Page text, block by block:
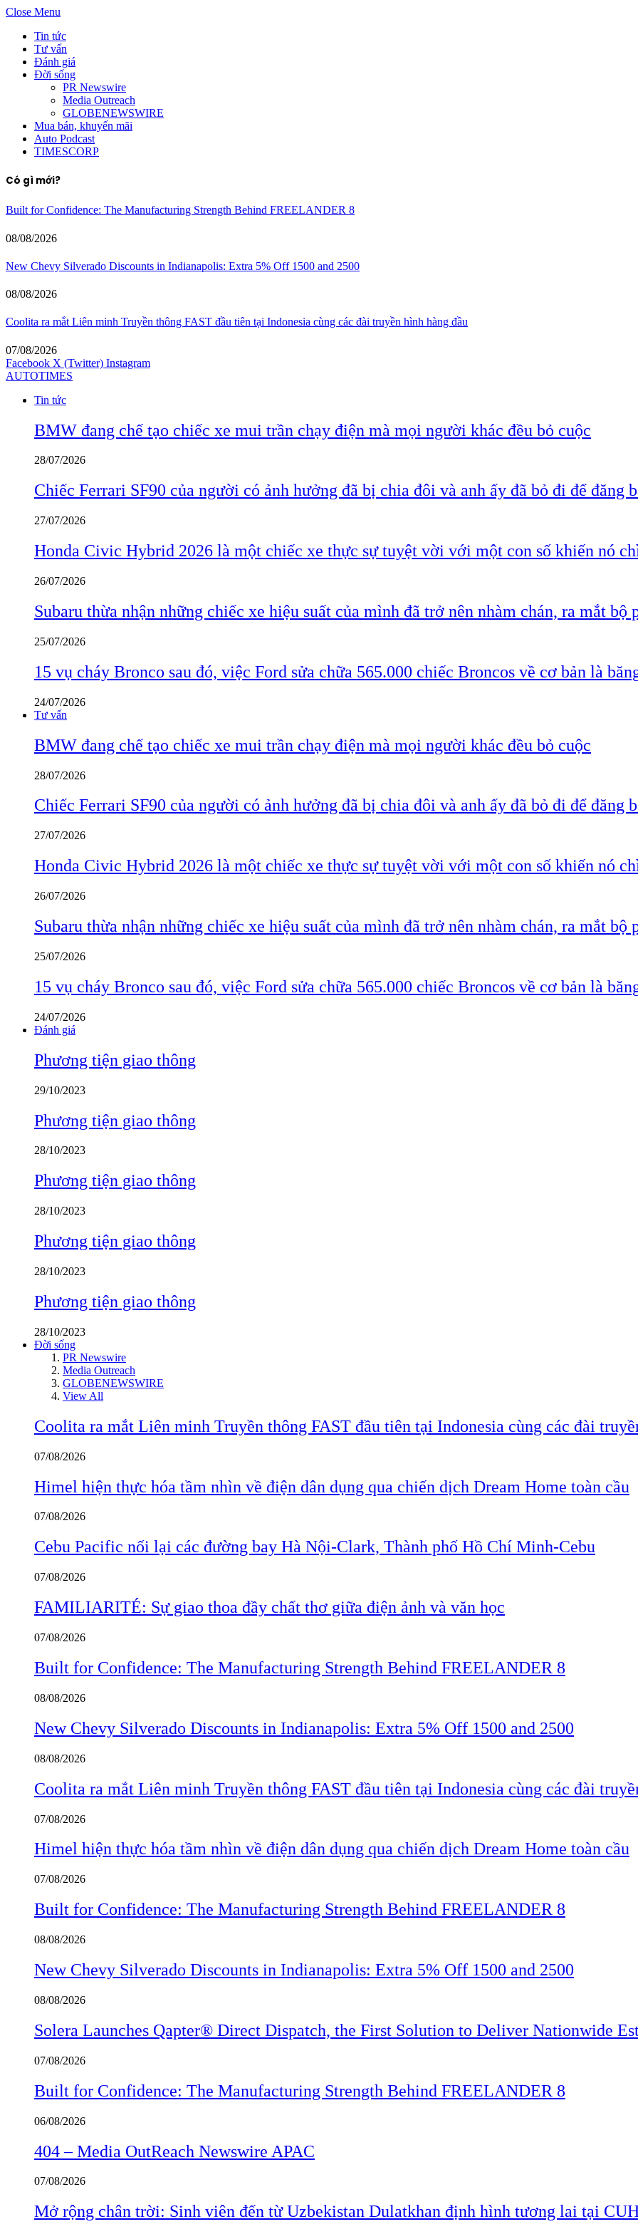
Close Menu
Tin tức
Tư vấn
Đánh giá
Đời sống
PR Newswire
Media Outreach
GLOBENEWSWIRE
Mua bán, khuyến mãi
Auto Podcast
TIMESCORP
Có gì mới?
Built for Confidence: The Manufacturing Strength Behind FREELANDER 8
08/08/2026
New Chevy Silverado Discounts in Indianapolis: Extra 5% Off 1500 and 2500
08/08/2026
Coolita ra mắt Liên minh Truyền thông FAST đầu tiên tại Indonesia cùng các đài truyền hình hàng đầu
07/08/2026
Facebook X (Twitter) Instagram
AUTOTIMES
Tin tức
BMW đang chế tạo chiếc xe mui trần chạy điện mà mọi người khác đều bỏ cuộc
28/07/2026
Chiếc Ferrari SF90 của người có ảnh hưởng đã bị chia đôi và anh ấy đã bỏ đi để đăng
27/07/2026
Honda Civic Hybrid 2026 là một chiếc xe thực sự tuyệt vời với một con số khiến nó
26/07/2026
Subaru thừa nhận những chiếc xe hiệu suất của mình đã trở nên nhàm chán, ra mắt bộ
25/07/2026
15 vụ cháy Bronco sau đó, việc Ford sửa chữa 565.000 chiếc Broncos về cơ bản là
24/07/2026
Tư vấn
BMW đang chế tạo chiếc xe mui trần chạy điện mà mọi người khác đều bỏ cuộc
28/07/2026
Chiếc Ferrari SF90 của người có ảnh hưởng đã bị chia đôi và anh ấy đã bỏ đi để đăng
27/07/2026
Honda Civic Hybrid 2026 là một chiếc xe thực sự tuyệt vời với một con số khiến nó
26/07/2026
Subaru thừa nhận những chiếc xe hiệu suất của mình đã trở nên nhàm chán, ra mắt bộ
25/07/2026
15 vụ cháy Bronco sau đó, việc Ford sửa chữa 565.000 chiếc Broncos về cơ bản là
24/07/2026
Đánh giá
Phương tiện giao thông
29/10/2023
Phương tiện giao thông
28/10/2023
Phương tiện giao thông
28/10/2023
Phương tiện giao thông
28/10/2023
Phương tiện giao thông
28/10/2023
Đời sống
PR Newswire
Media Outreach
GLOBENEWSWIRE
View All
Coolita ra mắt Liên minh Truyền thông FAST đầu tiên tại Indonesia cùng các đài
07/08/2026
Himel hiện thực hóa tầm nhìn về điện dân dụng qua chiến dịch Dream Home toàn cầu
07/08/2026
Cebu Pacific nối lại các đường bay Hà Nội-Clark, Thành phố Hồ Chí Minh-Cebu
07/08/2026
FAMILIARITÉ: Sự giao thoa đầy chất thơ giữa điện ảnh và văn học
07/08/2026
Built for Confidence: The Manufacturing Strength Behind FREELANDER 8
08/08/2026
New Chevy Silverado Discounts in Indianapolis: Extra 5% Off 1500 and 2500
08/08/2026
Coolita ra mắt Liên minh Truyền thông FAST đầu tiên tại Indonesia cùng các đài
07/08/2026
Himel hiện thực hóa tầm nhìn về điện dân dụng qua chiến dịch Dream Home toàn cầu
07/08/2026
Built for Confidence: The Manufacturing Strength Behind FREELANDER 8
08/08/2026
New Chevy Silverado Discounts in Indianapolis: Extra 5% Off 1500 and 2500
08/08/2026
Solera Launches Qapter® Direct Dispatch, the First Solution to Deliver Nationwide
07/08/2026
Built for Confidence: The Manufacturing Strength Behind FREELANDER 8
06/08/2026
404 – Media OutReach Newswire APAC
07/08/2026
Mở rộng chân trời: Sinh viên đến từ Uzbekistan Dulatkhan định hình tương lai tại